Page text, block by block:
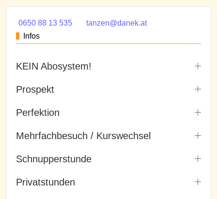
0650 88 13 535
tanzen@danek.at
Infos
KEIN Abosystem!
Prospekt
Perfektion
Mehrfachbesuch / Kurswechsel
Schnupperstunde
Privatstunden